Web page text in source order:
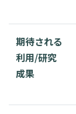
期待される
利用/研究
成果